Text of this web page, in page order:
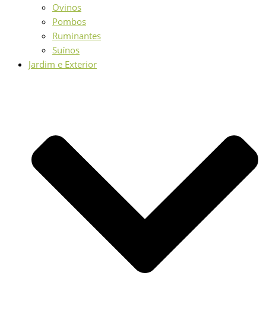
Ovinos
Pombos
Ruminantes
Suínos
Jardim e Exterior